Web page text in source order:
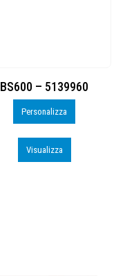
BS600 – 5139960
Personalizza
Visualizza